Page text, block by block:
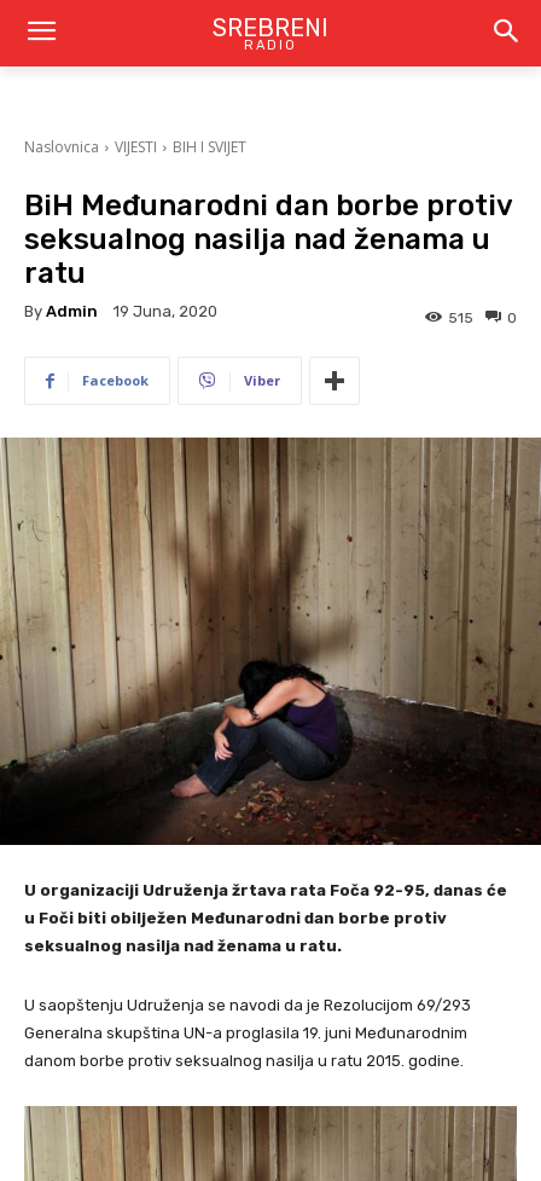
SREBRENI
RADIO
Naslovnica VIJESTI BIH I SVIJET
BiH Međunarodni dan borbe protiv
seksualnog nasilja nad ženama u
ratu
By Admin 19 Juna, 2020 0
515
Facebook Viber
U organizaciji Udruženja žrtava rata Foča 92-95, danas će
u Foči biti obilježen Međunarodni dan borbe protiv
seksualnog nasilja nad ženama u ratu.
U saopštenju Udruženja se navodi da je Rezolucijom 69/293
Generalna skupština UN-a proglasila 19. juni Međunarodnim
danom borbe protiv seksualnog nasilja u ratu 2015. godine.